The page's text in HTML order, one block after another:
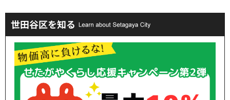
世田谷区を知る